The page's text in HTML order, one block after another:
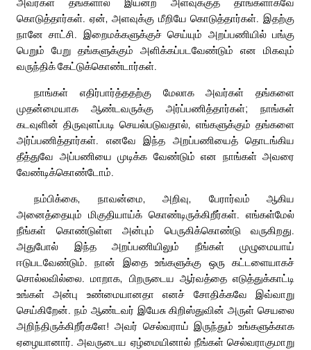
கொடுத்தார்கள். ஏன், அளவுக்கு மீறியே கொடுத்தார்கள். இதற்கு
நானே சாட்சி. இறைமக்களுக்குச் செய்யும் அறப்பணியில் பங்கு
பெறும் பேறு தங்களுக்கும் அளிக்கப்படவேண்டும் என மிகவும்
வருந்திக் கேட்டுக்கொண்டார்கள்.
நாங்கள் எதிர்பார்த்ததற்கு மேலாக அவர்கள் தங்களை
முதன்மையாக ஆண்டவருக்கு அர்ப்பணித்தார்கள்; நாங்கள்
கடவுளின் திருவுளப்படி செயல்படுவதால், எங்களுக்கும் தங்களை
அர்ப்பணித்தார்கள். எனவே இந்த அறப்பணியைத் தொடங்கிய
தீத்துவே அப்பணியை முடிக்க வேண்டும் என நாங்கள் அவரை
வேண்டிக்கொண்டோம்.
நம்பிக்கை, நாவன்மை, அறிவு, பேரார்வம் ஆகிய
அனைத்தையும் மிகுதியாய்க் கொண்டிருக்கிறீர்கள். எங்கள்மேல்
நீங்கள் கொண்டுள்ள அன்பும் பெருகிக்கொண்டு வருகிறது.
அதுபோல் இந்த அறப்பணியிலும் நீங்கள் முழுமையாய்
ஈடுபடவேண்டும். நான் இதை உங்களுக்கு ஒரு கட்டளையாகச்
சொல்லவில்லை. மாறாக, பிறருடைய ஆர்வத்தை எடுத்துக்காட்டி
உங்கள் அன்பு உண்மையானதா எனச் சோதிக்கவே இவ்வாறு
செய்கிறேன். நம் ஆண்டவர் இயேசு கிறிஸ்துவின் அருள் செயலை
அறிந்திருக்கிறீர்களே! அவர் செல்வராய் இருந்தும் உங்களுக்காக
ஏழையானார். அவருடைய ஏழ்மையினால் நீங்கள் செல்வராகுமாறு